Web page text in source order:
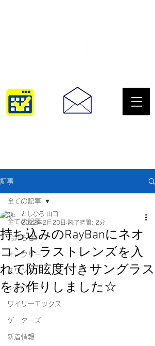
記事
全ての記事
お知らせ
オークリー
スワンズ
レイバン
ワイリーエックス
ゲーターズ
新着情報
全ての記事
持ち込みのRayBanにネオ
コントラストレンズを入
れて防眩度付きサングラス
をお作りしました☆
としひろ 山口
2022年2月20日 読了時間: 2分